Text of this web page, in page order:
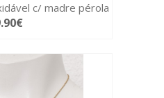
c/ madre pérola